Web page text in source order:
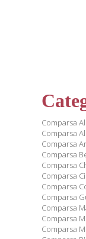
Comparsa
Comparsa
Comparsa
Comparsa
Comparsa
Comparsa
Comparsa
Comparsa
Comparsa
Comparsa
Comparsa